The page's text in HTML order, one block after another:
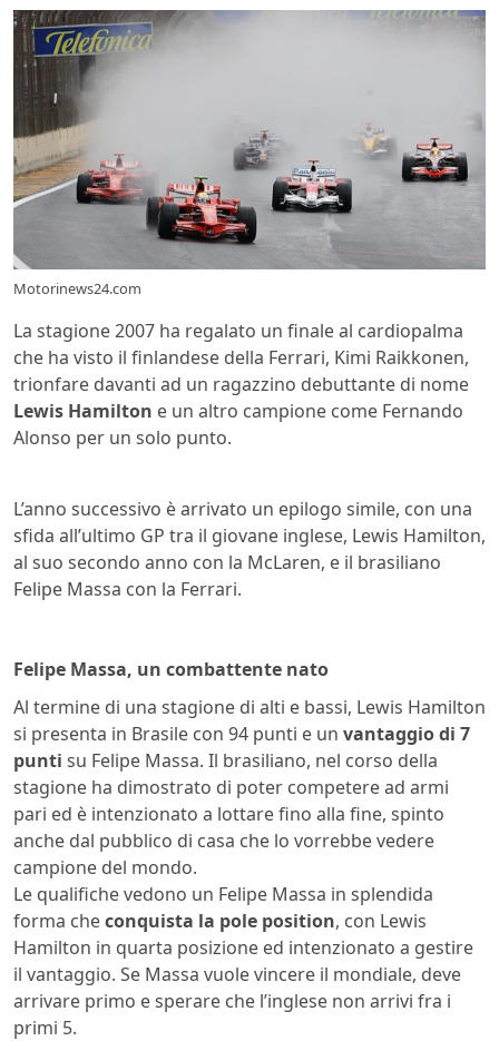
Motorinews24.com
La stagione 2007 ha regalato un finale al cardiopalma
che ha visto il finlandese della Ferrari, Kimi Raikkonen,
trionfare davanti ad un ragazzino debuttante di nome
Lewis Hamilton e un altro campione come Fernando
Alonso per un solo punto.
L’anno successivo è arrivato un epilogo simile, con una
sfida all’ultimo GP tra il giovane inglese, Lewis Hamilton,
al suo secondo anno con la McLaren, e il brasiliano
Felipe Massa con la Ferrari.
Felipe Massa, un combattente nato
Al termine di una stagione di alti e bassi, Lewis Hamilton
si presenta in Brasile con 94 punti e un vantaggio di 7
punti su Felipe Massa. Il brasiliano, nel corso della
stagione ha dimostrato di poter competere ad armi
pari ed è intenzionato a lottare fino alla fine, spinto
anche dal pubblico di casa che lo vorrebbe vedere
campione del mondo.
Le qualifiche vedono un Felipe Massa in splendida
forma checonquista la pole position, con Lewis
Hamilton in quarta posizione ed intenzionato a gestire
il vantaggio. Se Massa vuole vincere il mondiale, deve
arrivare primo e sperare che l’inglese non arrivi fra i
primi 5.